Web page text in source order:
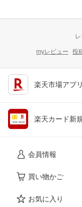
myレビュー 投
楽天市場アプ
楽天カード新
会員情報
買い物かご
お気に入り